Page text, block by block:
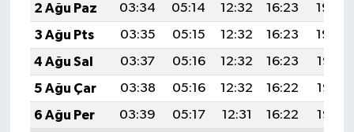
2 Ağu Paz
03:34 05:14 12:32 16:23
19:40
3 Ağu Pts
03:35 05:15 12:32 16:23
19:39
4 Ağu Sal
03:37 05:16 12:32 16:23
19:38
5 Ağu Çar
03:38 05:16 12:32 16:22
19:37
6 Ağu Per
03:39 05:17 12:31 16:22
19:35